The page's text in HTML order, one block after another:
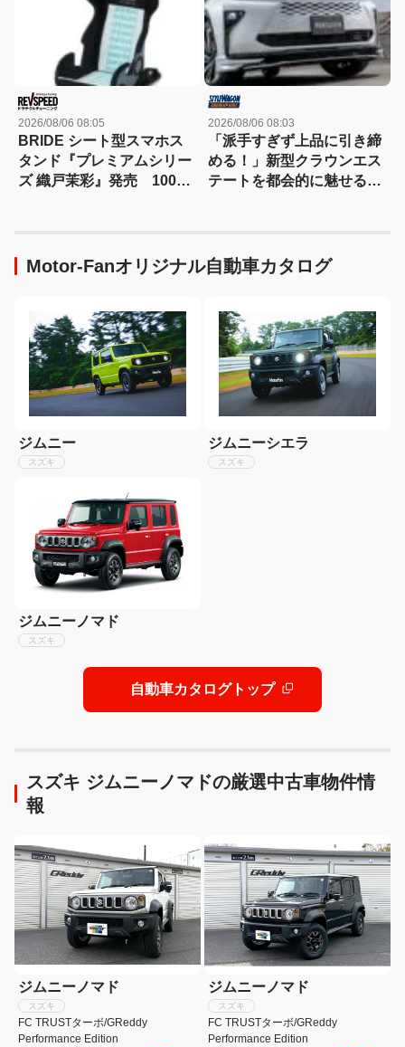
2026/08/06 08:05
BRIDE シート型スマホス
タンド『プレミアムシリー
ズ 織戸茉彩』発売 100個
2026/08/06 08:03
「派手すぎず上品に引き締
める！」新型クラウンエス
テートを都会的に魅せる、
Motor-Fanオリジナル自動車カタログ
ジムニー
スズキ
ジムニーシエラ
スズキ
ジムニーノマド
スズキ
自動車カタログトップ
スズキ ジムニーノマドの厳選中古車物件情
報
ジムニーノマド
スズキ
FC TRUSTターボ/GReddy
Performance Edition
ジムニーノマド
スズキ
FC TRUSTターボ/GReddy
Performance Edition